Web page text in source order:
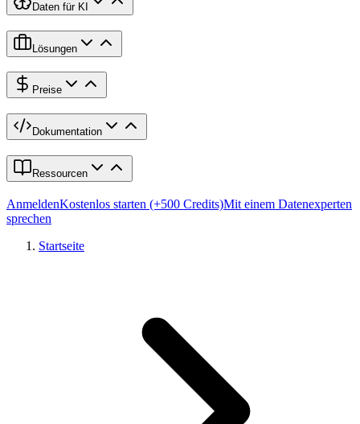
Daten für KI
Lösungen
Preise
Dokumentation
Ressourcen
AnmeldenKostenlos starten (+500 Credits)Mit einem Datenexperten
sprechen
Startseite